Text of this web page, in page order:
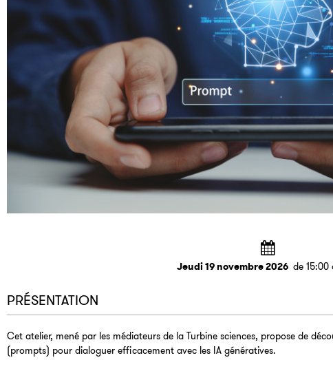
Jeudi 19 novembre 2026 de 15:00
PRÉSENTATION
Cet atelier, mené par les médiateurs de la Turbine sciences, propose de
(prompts) pour dialoguer efficacement avec les IA génératives.